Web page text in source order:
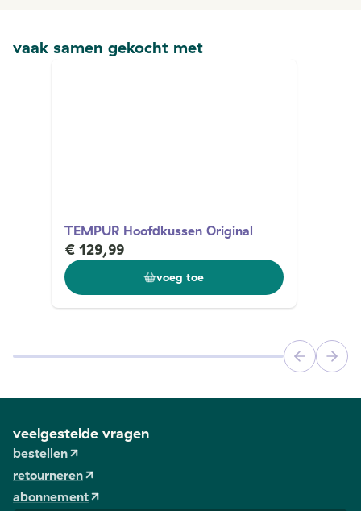
vaak samen gekocht met
TEMPUR Hoofdkussen Original
€ 129,99
voeg toe
veelgestelde vragen
bestellen
retourneren
abonnement